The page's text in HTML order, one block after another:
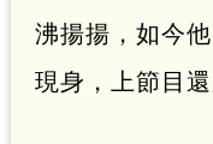
沸揚揚，如今
現身，上節目
第一時間真的